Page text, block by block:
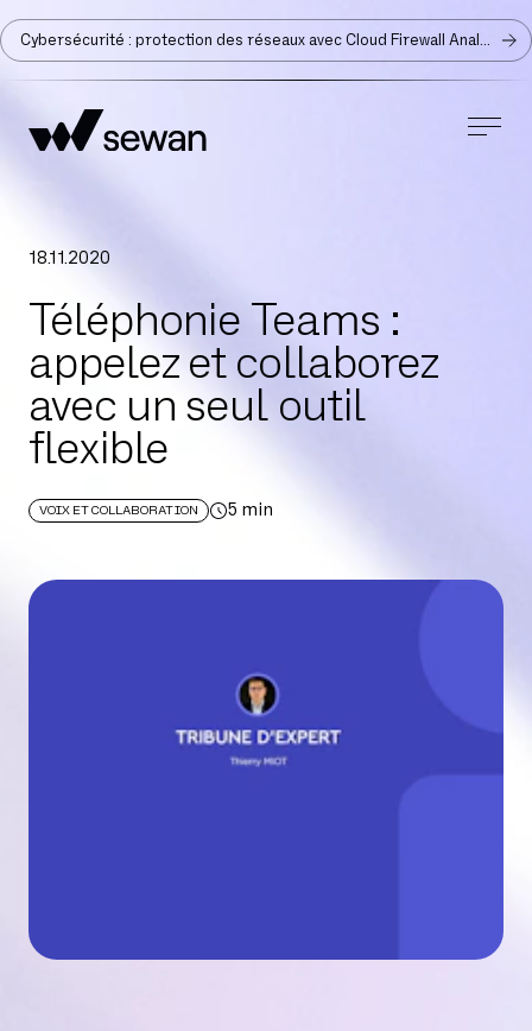
Cybersécurité : protection des réseaux avec Cloud Firewall Analyzer
18.11.2020
Téléphonie Teams :
appelez et collaborez
avec un seul outil
flexible
VOIX ET COLLABORATION 5 min